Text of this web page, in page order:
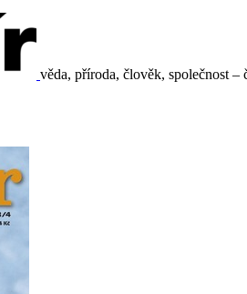
věda, příroda, člověk, společnost –